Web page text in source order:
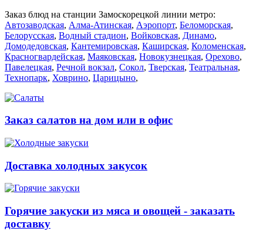
Заказ блюд на станции Замоскорецкой линии метро:
Автозаводская, Алма-Атинская, Аэропорт, Беломорская,
Белорусская, Водный стадион, Войковская, Динамо,
Домодедовская, Кантемировская, Каширская, Коломенская,
Красногвардейская, Маяковская, Новокузнецкая, Орехово,
Павелецкая, Речной вокзал, Сокол, Тверская, Театральная,
Технопарк, Ховрино, Царицыно,
Заказ салатов на дом или в офис
Доставка холодных закусок
Горячие закуски из мяса и овощей - заказать
доставку